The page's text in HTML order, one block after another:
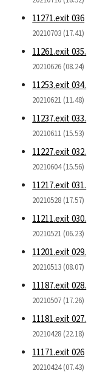
11271.exit 036
20210703 (17.41)
11261.exit 035.
20210626 (08.24)
11253.exit 034.
20210621 (11.48)
11237.exit 033.
20210611 (15.53)
11227.exit 032.
20210604 (15.56)
11217.exit 031.
20210528 (17.57)
11211.exit 030.
20210521 (06.23)
11201.exit 029.
20210513 (08.07)
11187.exit 028.
20210507 (17.26)
11181.exit 027.
20210428 (22.18)
11171.exit 026
20210424 (07.43)